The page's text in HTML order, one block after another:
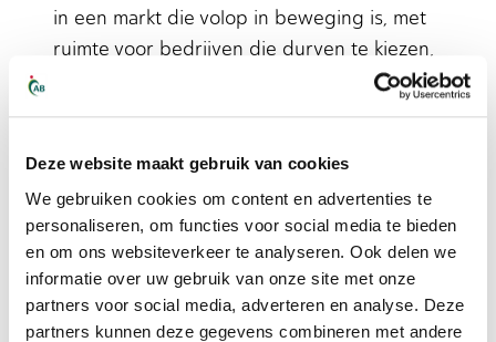
Deze website maakt gebruik van cookies
We gebruiken cookies om content en advertenties te
personaliseren, om functies voor social media te bieden
en om ons websiteverkeer te analyseren. Ook delen we
informatie over uw gebruik van onze site met onze
partners voor social media, adverteren en analyse. Deze
partners kunnen deze gegevens combineren met andere
in een markt die volop in beweging is, met
ruimte voor bedrijven die durven te kiezen,
samenwerken en investeren in kwaliteit.
op een toegankelijke manier zien hoe de
verschillende bureaus en segmenten zich
ontwikkelen. Wie wil begrijpen waar de
flexbranche vandaag staat – en waar ze
naartoe beweegt – vindt daar alle cijfers en
inzichten.